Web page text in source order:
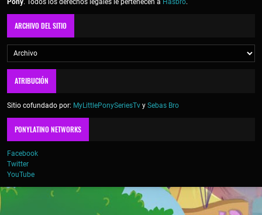
Pony. Todos los derechos legales le pertenecen a Hasbro.
ARCHIVO DEL SITIO
ATRIBUCIÓN
Sitio cofundado por: MyLittlePonySeriesTv y Sebas Bro
PONYLATINO NETWORKS
Facebook
Twitter
YouTube